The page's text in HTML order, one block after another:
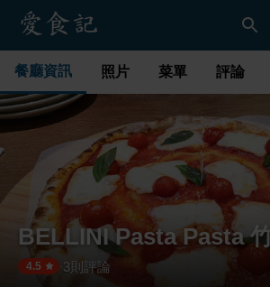
餐廳資訊 照片 菜單 評論
BELLINI Pasta Pasta
4.5 3 則評論